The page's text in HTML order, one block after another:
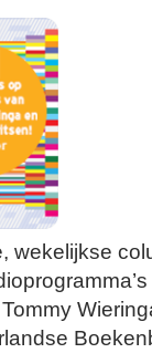
wekelijkse